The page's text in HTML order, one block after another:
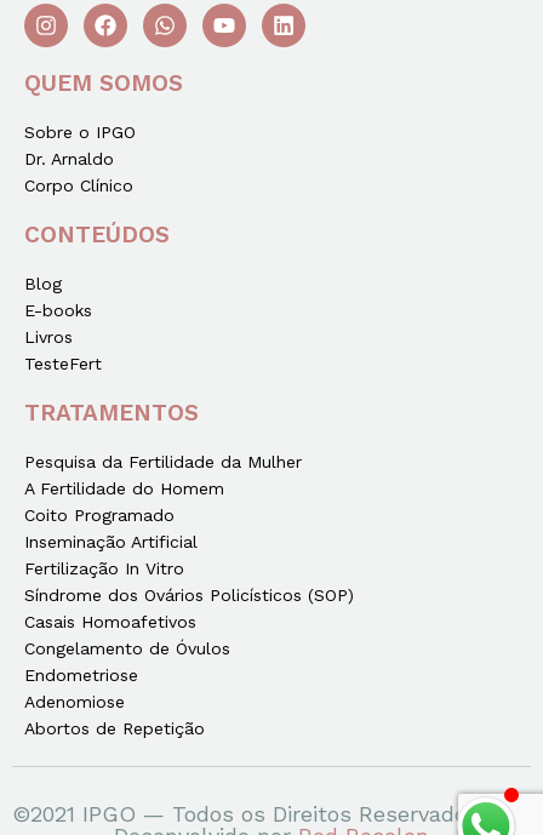
QUEM SOMOS
Sobre o IPGO
Dr. Arnaldo
Corpo Clínico
CONTEÚDOS
Blog
E-books
Livros
TesteFert
TRATAMENTOS
Pesquisa da Fertilidade da Mulher
A Fertilidade do Homem
Coito Programado
Inseminação Artificial
Fertilização In Vitro
Síndrome dos Ovários Policísticos (SOP)
Casais Homoafetivos
Congelamento de Óvulos
Endometriose
Adenomiose
Abortos de Repetição
©2021 IPGO — Todos os Direitos Reservados